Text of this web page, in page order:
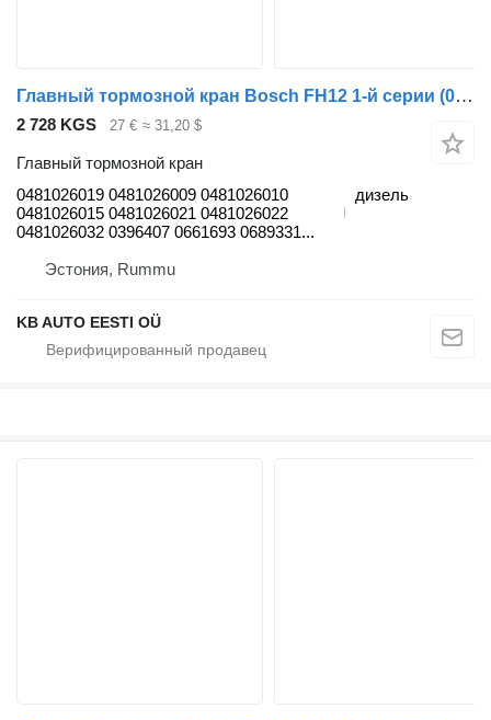
Главный тормозной кран Bosch FH12 1-й серии (01.93-12.02) 0481026019 для грузовика Volvo FH12, FH16, NH12, FH, VNL780 (1993-2014)
2 728 KGS 27 € ≈ 31,20 $
Главный тормозной кран
0481026019 0481026009 0481026010
0481026015 0481026021 0481026022
0481026032 0396407 0661693 0689331...
дизель
Эстония, Rummu
KB AUTO EESTI OÜ